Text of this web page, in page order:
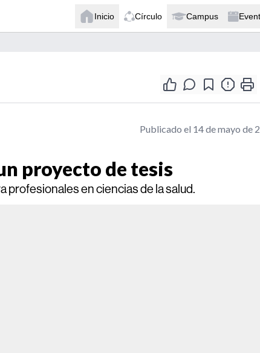
Inicio Círculo Campus
Publicado el 14 de mayo de
proyecto de tesis
profesionales en ciencias de la salud.